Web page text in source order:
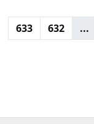
...
632
633